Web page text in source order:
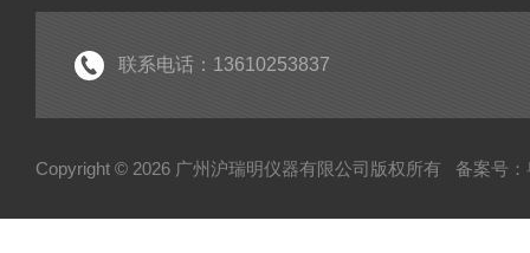
联系电话：13610253837
Copyright © 2026 广州沪瑞明仪器有限公司版权所有 备案号